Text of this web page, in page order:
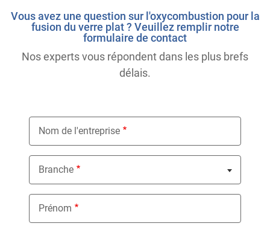
Vous avez une question sur l'oxycombustion pour la
fusion du verre plat ? Veuillez remplir notre
formulaire de contact
Nos experts vous répondent dans les plus brefs
délais.
Nom de l'entreprise
Branche
Nothing selected
Prénom